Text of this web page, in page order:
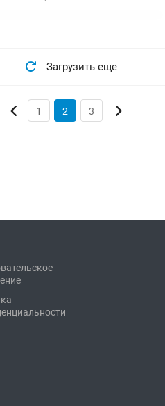
Загрузить еще
1 2 3